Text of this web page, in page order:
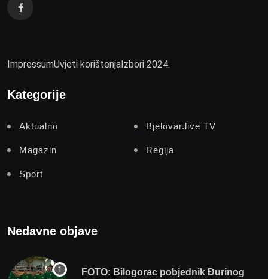
ImpressumUvjeti korištenja Izbori 2024.
Kategorije
Aktualno Bjelovar.live TV
Magazin Regija
Sport
Nedavne objave
FOTO: Bilogorac pobjednik Đurinog